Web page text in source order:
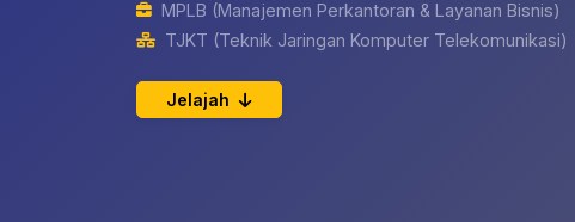
MPLB (Manajemen Perkantoran & Layanan Bisnis)
TJKT (Teknik Jaringan Komputer Telekomunikasi)
Jelajah